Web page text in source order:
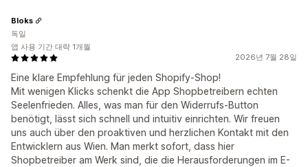
2026년 7월 28일
Eine klare Empfehlung für jeden Shopify-Shop!
Mit wenigen Klicks schenkt die App Shopbetreibern echten
Seelenfrieden. Alles, was man für den Widerrufs-Button
benötigt, lässt sich schnell und intuitiv einrichten. Wir freuen
uns auch über den proaktiven und herzlichen Kontakt mit den
Entwicklern aus Wien. Man merkt sofort, dass hier
Shopbetreiber am Werk sind, die die Herausforderungen im E-
Bloks
독일
앱 사용 기간 대략 1개월